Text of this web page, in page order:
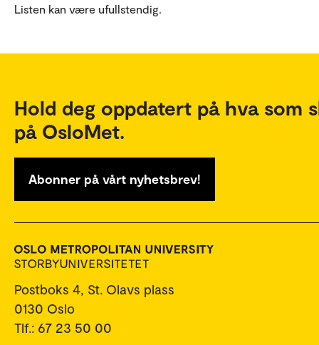
Listen kan være ufullstendig.
Hold deg oppdatert på hva som
på OsloMet.
Abonner på vårt nyhetsbrev!
Postboks 4, St. Olavs plass
0130 Oslo
Tlf.: 67 23 50 00